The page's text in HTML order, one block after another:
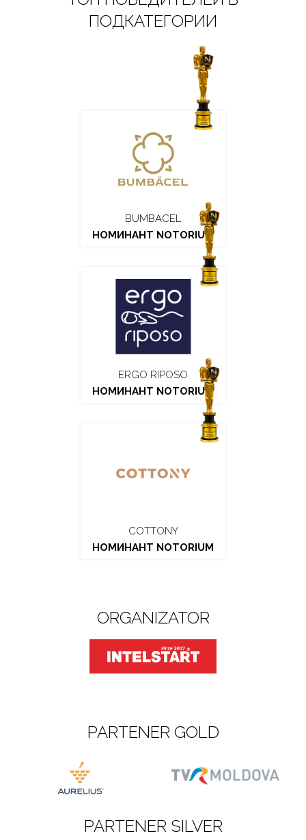
ПОДКАТЕГОРИИ
BUMBACEL
НОМИНАНТ NOTORIUM
ERGO RIPOSO
НОМИНАНТ NOTORIUM
COTTONY
НОМИНАНТ NOTORIUM
ORGANIZATOR
PARTENER GOLD
PARTENER SILVER